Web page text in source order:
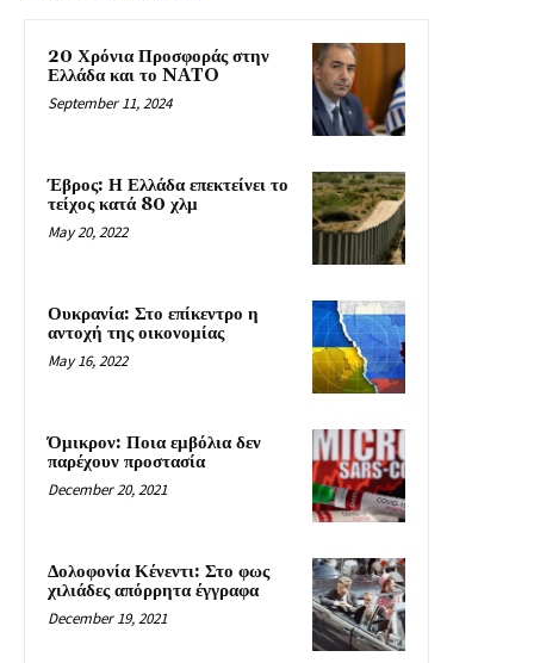
20 Χρόνια Προσφοράς στην
Ελλάδα και το NATO
September 11, 2024
Έβρος: Η Ελλάδα επεκτείνει το
τείχος κατά 80 χλμ
May 20, 2022
Ουκρανία: Στο επίκεντρο η
αντοχή της οικονομίας
May 16, 2022
Όμικρον: Ποια εμβόλια δεν
παρέχουν προστασία
December 20, 2021
Δολοφονία Κένεντι: Στο φως
χιλιάδες απόρρητα έγγραφα
December 19, 2021